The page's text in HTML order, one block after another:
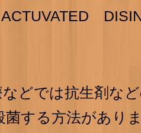
どでは抗生剤な
菌する方法があり